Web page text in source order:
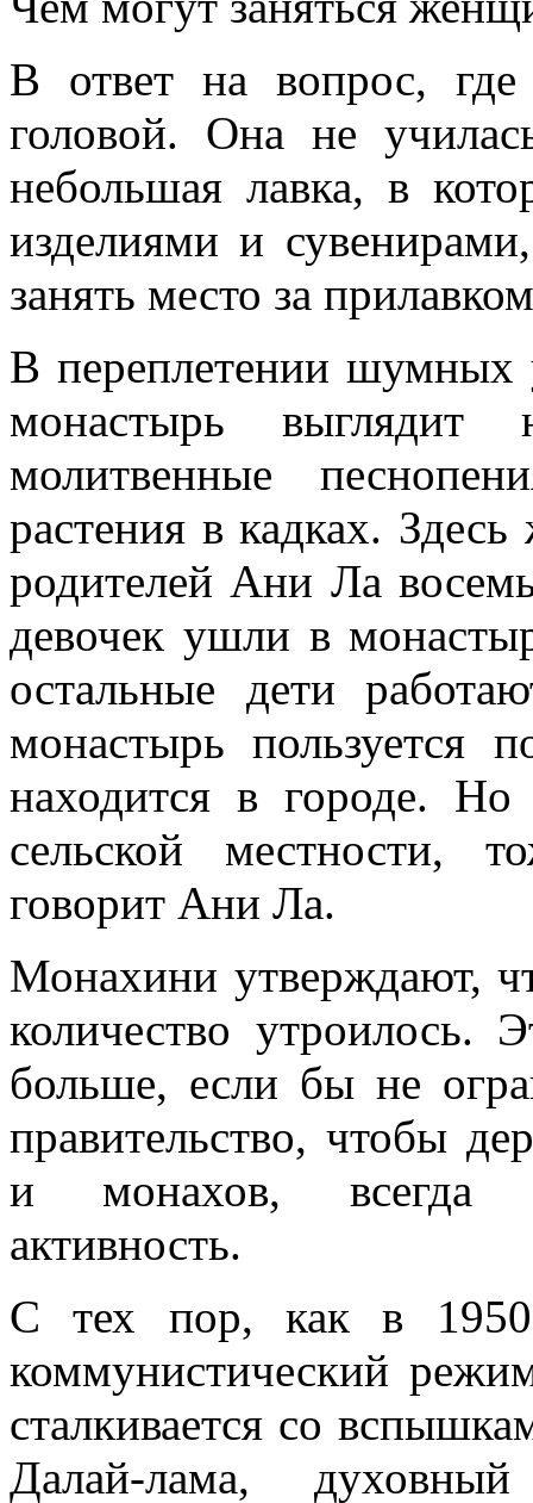
В ответ на вопрос,
головой. Она не
небольшая лавка, в
изделиями и
занять место за
В переплетении шумных
монастырь выглядит
молитвенные
растения в кадках.
родителей Ани Ла
девочек ушли в
остальные дети
монастырь пользуется
находится в городе.
сельской местности,
говорит Ани Ла.
Монахини утверждают,
количество
больше, если бы не
правительство, чтобы
и монахов, всегда
активность.
С тех пор, как в 1950
коммунистический
сталкивается со
Далай-лама,